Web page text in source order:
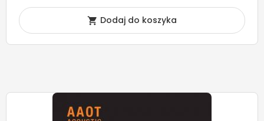
 Dodaj do koszyka